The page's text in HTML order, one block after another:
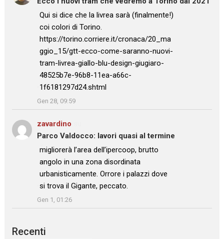
: “
Qui si dice che la livrea sarà (finalmente!)
coi colori di Torino.
https://torino.corriere.it/cronaca/20_ma
ggio_15/gtt-ecco-come-saranno-nuovi-
tram-livrea-giallo-blu-design-giugiaro-
48525b7e-96b8-11ea-a66c-
1f6181297d24.shtml
Gen 28, 09:59
zavardino
Parco Valdocco: lavori quasi al termine
: “
migliorerà l’area dell’ipercoop, brutto
angolo in una zona disordinata
urbanisticamente. Orrore i palazzi dove
si trova il Gigante, peccato.
”
Gen 1, 01:26
Recenti